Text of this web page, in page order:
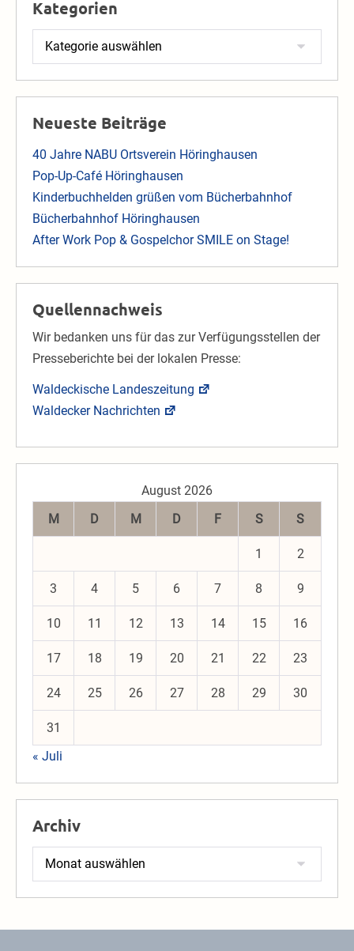
Kategorien
Kategorien
Neueste Beiträge
40 Jahre NABU Ortsverein Höringhausen
Pop-Up-Café Höringhausen
Kinderbuchhelden grüßen vom Bücherbahnhof
Bücherbahnhof Höringhausen
After Work Pop & Gospelchor SMILE on Stage!
Quellennachweis
Wir bedanken uns für das zur Verfügungsstellen der
Presseberichte bei der lokalen Presse:
Waldeckische Landeszeitung
Waldecker Nachrichten
August 2026
M
D M D F S S
1 2
3 4 5 6 7 8 9
10 11 12 13 14 15 16
17 18 19 20 21 22 23
24 25 26 27 28 29 30
31
« Juli
Archiv
Archiv